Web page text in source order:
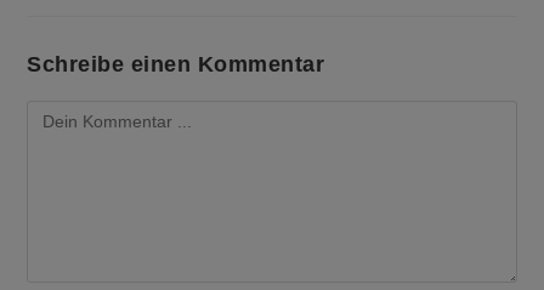
Schreibe einen Kommentar